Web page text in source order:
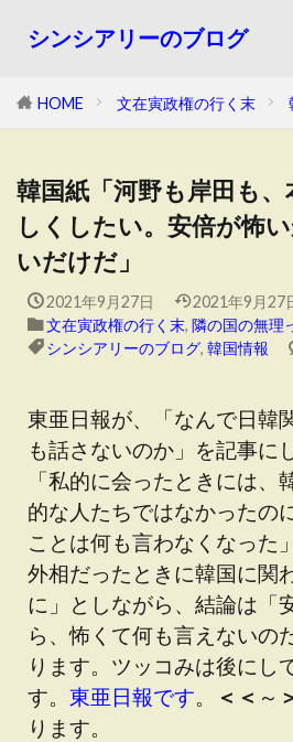
シンシアリーのブログ
HOME 文在寅政権の行く末
韓国紙「河野も岸田も
しくしたい。安倍が怖
いだけだ」
2021年9月27日
2021年9月27
文在寅政権の行く末, 隣の国の無理
シンシアリーのブログ, 韓国情報
東亜日報が、「なんで日韓
も話さないのか」を記事に
「私的に会ったときには、
的な人たちではなかったの
ことは何も言わなくなった
外相だったときに韓国に関
に」としながら、結論は「
ら、怖くて何も言えないの
ります。ツッコみは後にし
す。 東亜日報です。 ＜＜ ～
ります。